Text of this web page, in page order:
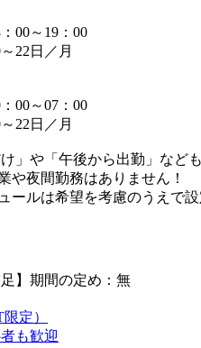
00～19：00
22日／月
00～07：00
22日／月
」や「午後から出勤」なども
や夜間勤務はありません！
ールは希望を考慮のうえで
足】期間の定め：無
定）
も歓迎